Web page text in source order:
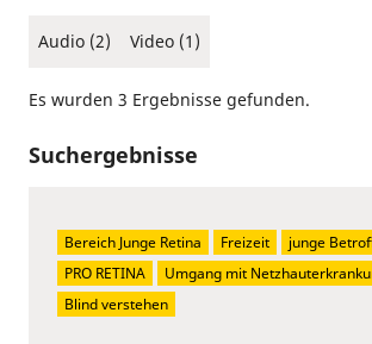
Audio (2) Video (1)
Es wurden 3 Ergebnisse gefunden.
Suchergebnisse
Bereich Junge Retina Freizeit junge
PRO RETINA
Umgang mit
Blind verstehen